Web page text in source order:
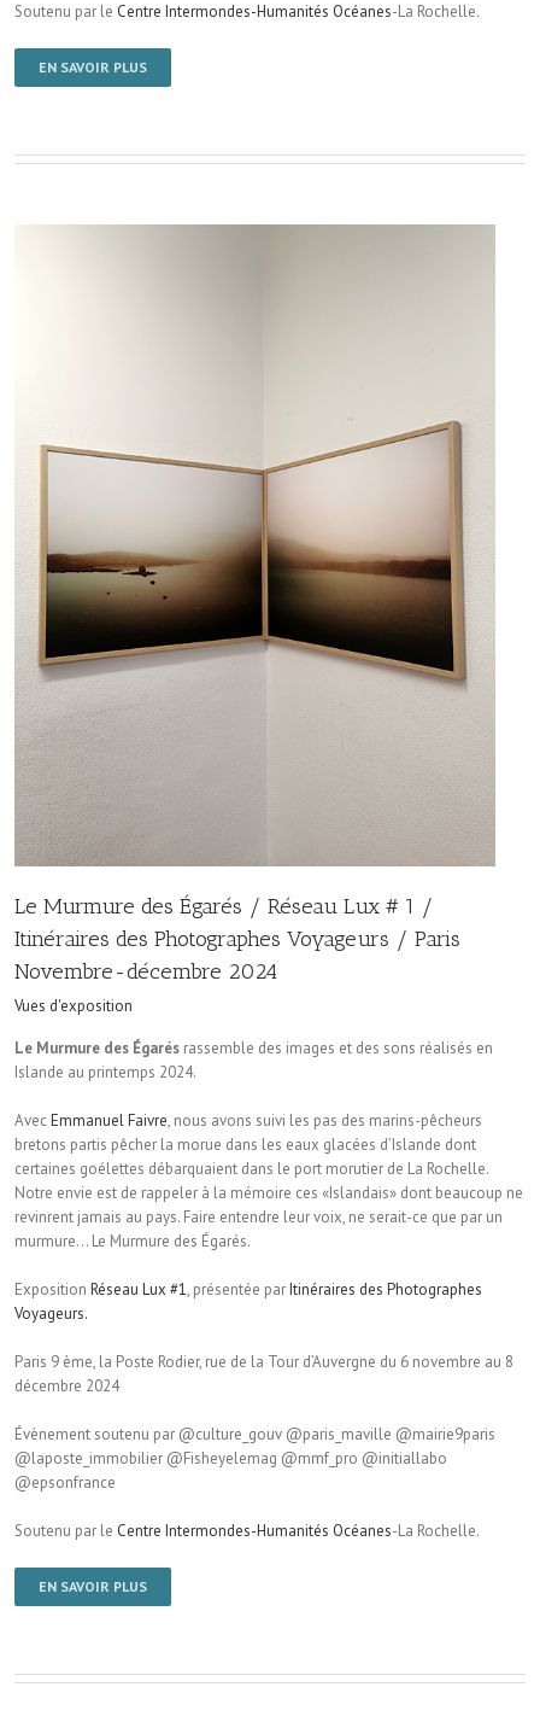
Soutenu par le Centre Intermondes-Humanités Océanes-La Rochelle.
EN SAVOIR PLUS
Le Murmure des Égarés / Réseau Lux # 1 /
Itinéraires des Photographes Voyageurs / Paris
Novembre-décembre 2024
Vues d'exposition
Le Murmure des Égarés rassemble des images et des sons réalisés en
Islande au printemps 2024.
AvecEmmanuel Faivre, nous avons suivi les pas des marins-pêcheurs
bretons partis pêcher la morue dans les eaux glacées d’Islande dont
certaines goélettes débarquaient dans le port morutier de La Rochelle.
Notre envie est de rappeler à la mémoire ces «Islandais» dont beaucoup ne
revinrent jamais au pays. Faire entendre leur voix, ne serait-ce que par un
murmure… Le Murmure des Égarés.
Exposition Réseau Lux #1, présentée parItinéraires des Photographes
Voyageurs.
Paris 9 ème, la Poste Rodier, rue de la Tour d’Auvergne du 6 novembre au 8
décembre 2024
Évènement soutenu par @culture_gouv @paris_maville @mairie9paris
@laposte_immobilier @Fisheyelemag @mmf_pro @initiallabo
@epsonfrance
Soutenu par le Centre Intermondes-Humanités Océanes-La Rochelle.
EN SAVOIR PLUS